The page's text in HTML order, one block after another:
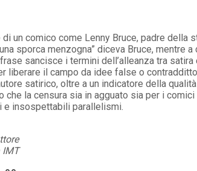
un comico come Lenny Bruce, padre
sporca menzogna” diceva Bruce,
sancisce i termini dell’alleanza tra satira
il campo da idee false o
satirico, oltre a un indicatore della
che la censura sia in agguato sia per i
e insospettabili parallelismi.
IMT